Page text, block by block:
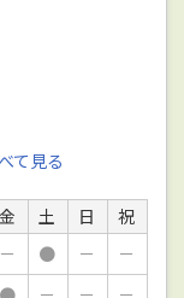
て見る
金 土 日
祝
－ ● －
－